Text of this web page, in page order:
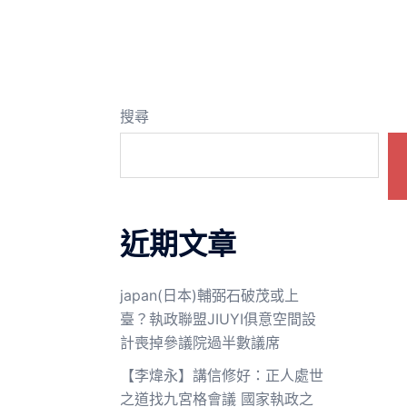
搜尋
近期文章
japan(日本)輔弼石破茂或上
臺？執政聯盟JIUYI俱意空間設
計喪掉參議院過半數議席
【李煒永】講信修好：正人處世
之道找九宮格會議 國家執政之